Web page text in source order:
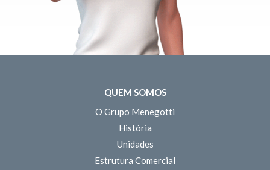
QUEM SOMOS
O Grupo Menegotti
História
Unidades
Estrutura Comercial